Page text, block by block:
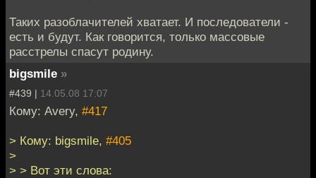
Таких разоблачителей хватает. И последователи -
есть и будут. Как говорится, только массовые
расстрелы спасут родину.
bigsmile »
#439 | 14.05.08 17:07
Кому: Avery, #417
> Кому: bigsmile, #405
>
> > Вот эти слова: